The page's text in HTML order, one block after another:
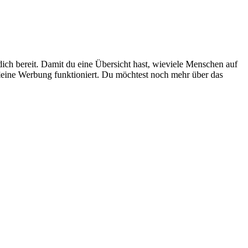
bereit. Damit du eine Übersicht hast, wieviele Menschen auf
Werbung funktioniert. Du möchtest noch mehr über das